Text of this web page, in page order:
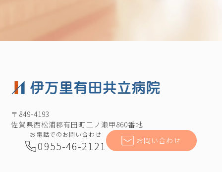
〒849-4193
佐賀県西松浦郡有田町二ノ瀬甲860番地
お電話でのお問い合わせ
0955-46-2121 お問い合わせ